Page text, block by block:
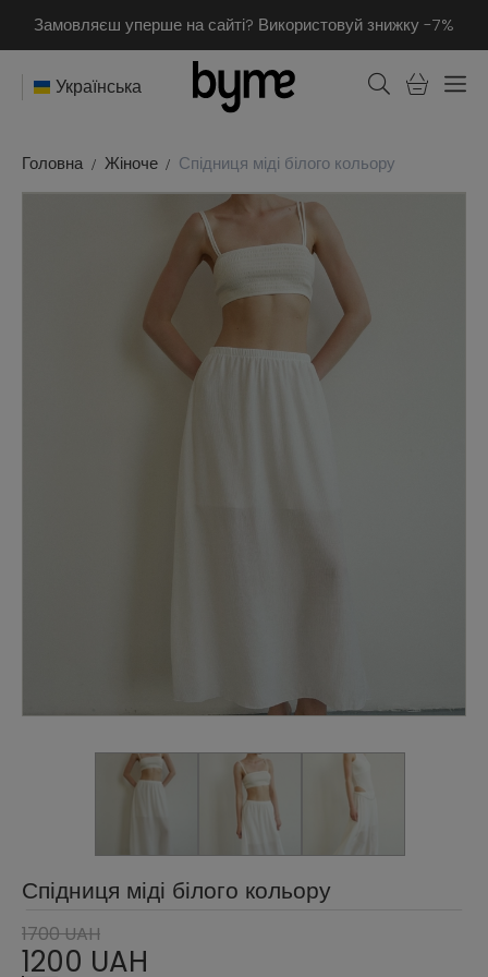
Замовляєш уперше на сайті? Використовуй знижку -7%
Українська
Головна Жіноче Спідниця міді білого кольору
Спідниця міді білого кольору
1200 UAH
1700 UAH